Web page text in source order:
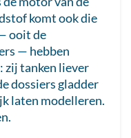
komt ook die
ooit de
— hebben
zij tanken liever
dossiers gladder
laten modelleren.